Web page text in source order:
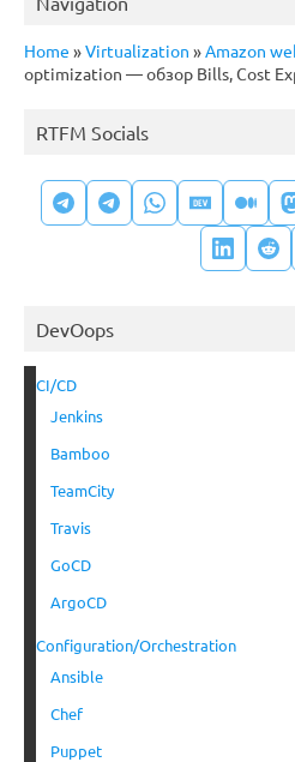
Home »Virtualization » Amazon
optimization — обзор Bills, Cost
RTFM Socials
DevOops
CI/CD
Jenkins
Bamboo
TeamCity
Travis
GoCD
ArgoCD
Configuration/Orchestration
Ansible
Chef
Puppet